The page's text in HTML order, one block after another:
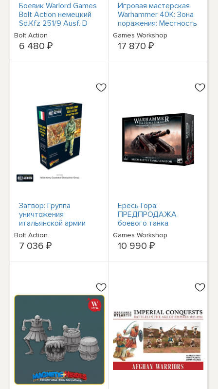
Боевик Warlord Games
Bolt Action немецкий
Sd.Kfz 251/9 Ausf. D
Stummel 402012005
Bolt Action
6 480 ₽
Игровая мастерская
Warhammer 40K: Зона
поражения: Местность
Волкуса
Games Workshop
17 870 ₽
Затвор: Группа
уничтожения
итальянской армии
Guastatori WLG
402215804
Bolt Action
7 036 ₽
Ересь Гора:
ПРЕДПРОДАЖА
боевого танка
Warhammer
Mechanicum Krios 4/12
Games Workshop
10 990 ₽